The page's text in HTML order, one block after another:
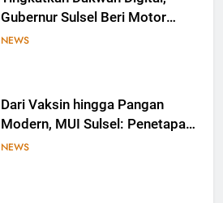
Gubernur Sulsel Beri Motor
untuk Tim Media MUI Sulawesi
NEWS
Dari Vaksin hingga Pangan
Modern, MUI Sulsel: Penetapan
Halal Butuh Dalil dan Sains
NEWS